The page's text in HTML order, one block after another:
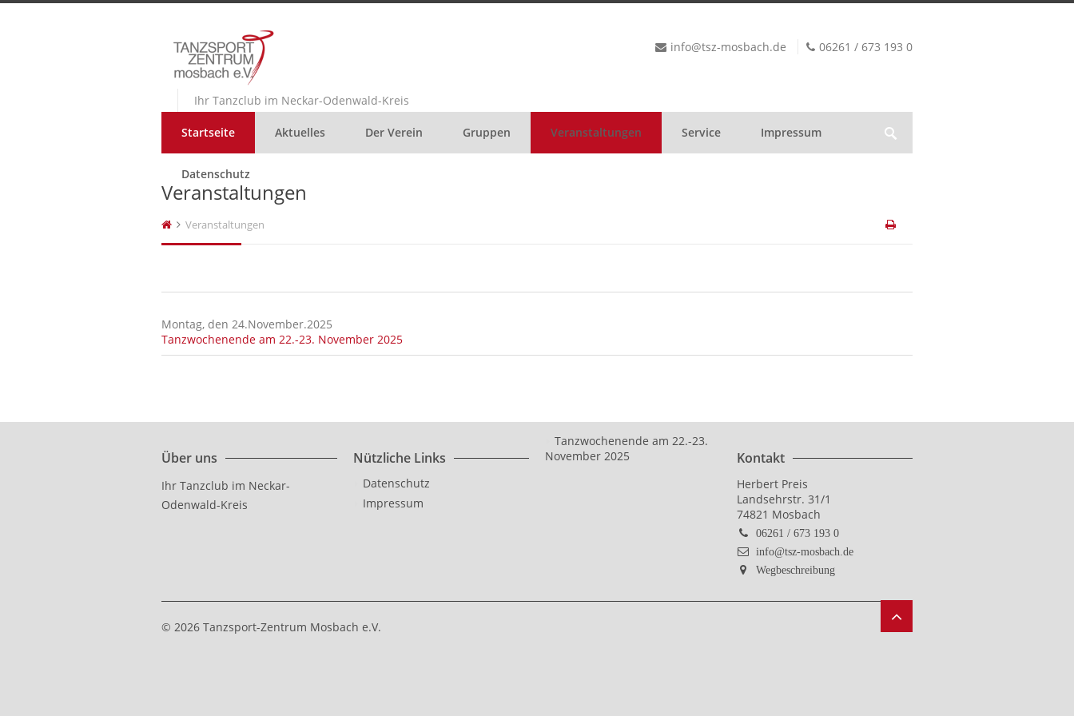
Ihr Tanzclub im Neckar-Odenwald-Kreis
info@tsz-mosbach.de 06261 / 673 193 0
Startseite Aktuelles Der Verein Gruppen Veranstaltungen Service Impressum
Datenschutz
Veranstaltungen
Veranstaltungen
Montag, den 24.November.2025
Tanzwochenende am 22.-23. November 2025
Über uns
Ihr Tanzclub im Neckar-
Odenwald-Kreis
Nützliche Links
Datenschutz
Impressum
Tanzwochenende am 22.-23.
November 2025
Kontakt
Herbert Preis
Landsehrstr. 31/1
74821 Mosbach
06261 / 673 193 0
info@tsz-mosbach.de
Wegbeschreibung
© 2026 Tanzsport-Zentrum Mosbach e.V.